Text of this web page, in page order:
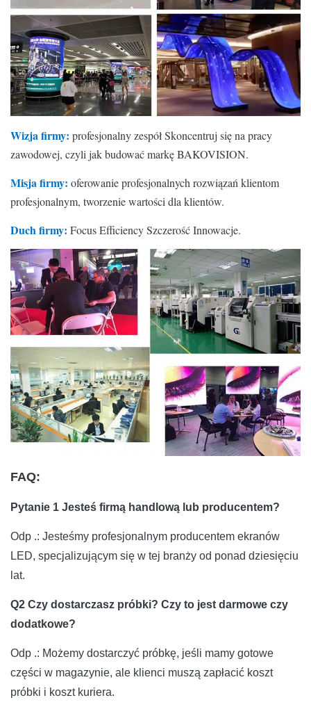
Częstotliwość
odświeżania
> 1.920 Hz > 1.920 Hz > 1.920 Hz
Metoda
skanowania
1/40 1/40 1/8
Poziomy kąt
widzenia
Kąt widzenia w
pionie
140 °
okres
użytkowania
100 000
100 000
Srevicing Z przodu Z przodu Z przodu
Klasa IP (przód /
tył)
IP 40 IP 40 IP 40
Temperatura
pracy /
wilgotność
-20ºC-60ºC
/ 10% -90%
-20ºC-60ºC
/ 10% -90%
-20ºC-60ºC
/ 10% -90%
Temperatura
/ wilgotność
-40ºC-80ºC
-40ºC-80ºC
/ 10% -90%
-40ºC-80ºC
/ 10% -90%
Wizja firmy: profesjonalny zespół Skoncentruj się na pracy
zawodowej, czyli jak budować markę BAKOVISION.
Misja firmy: oferowanie profesjonalnych rozwiązań klientom
profesjonalnym, tworzenie wartości dla klientów.
Duch firmy: Focus Efficiency Szczerość Innowacje.
FAQ:
Pytanie 1 Jesteś firmą handlową lub producentem?
Odp .: Jesteśmy profesjonalnym producentem ekranów
LED, specjalizującym się w tej branży od ponad dziesięciu
lat.
Q2 Czy dostarczasz próbki? Czy to jest darmowe czy
dodatkowe?
Odp .: Możemy dostarczyć próbkę, jeśli mamy gotowe
części w magazynie, ale klienci muszą zapłacić koszt
próbki i koszt kuriera.